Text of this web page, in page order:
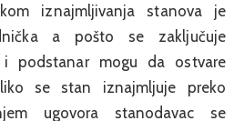
iznajmljivanja stanova je
a pošto se zaključuje
i podstanar mogu da ostvare
se stan iznajmljuje preko
ugovora stanodavac se